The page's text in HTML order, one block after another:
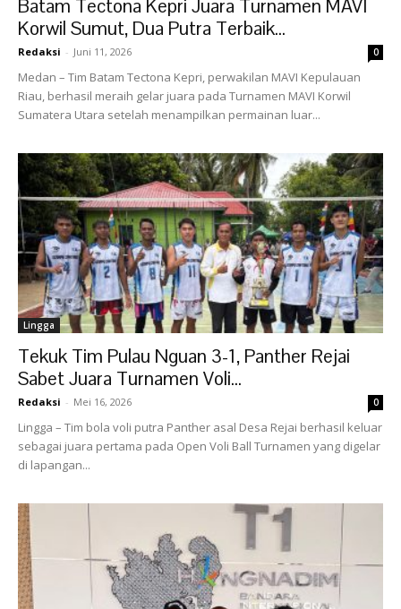
Batam Tectona Kepri Juara Turnamen MAVI
Korwil Sumut, Dua Putra Terbaik...
Redaksi - Juni 11, 2026 0
Medan – Tim Batam Tectona Kepri, perwakilan MAVI Kepulauan
Riau, berhasil meraih gelar juara pada Turnamen MAVI Korwil
Sumatera Utara setelah menampilkan permainan luar...
Lingga
Tekuk Tim Pulau Nguan 3-1, Panther Rejai
Sabet Juara Turnamen Voli...
Redaksi - Mei 16, 2026 0
Lingga – Tim bola voli putra Panther asal Desa Rejai berhasil keluar
sebagai juara pertama pada Open Voli Ball Turnamen yang digelar
di lapangan...